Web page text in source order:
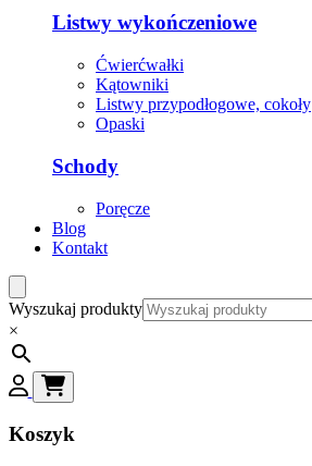
Listwy wykończeniowe
Ćwierćwałki
Kątowniki
Listwy przypodłogowe, cokoły
Opaski
Schody
Poręcze
Blog
Kontakt
Wyszukaj produkty
×
Koszyk